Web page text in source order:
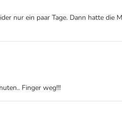
nur ein paar Tage. Dann hatte
Finger weg!!!